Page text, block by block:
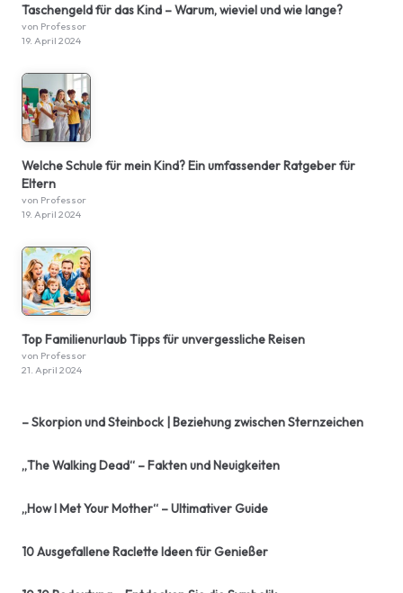
Taschengeld für das Kind – Warum, wieviel und wie lange?
von Professor
19. April 2024
Welche Schule für mein Kind? Ein umfassender Ratgeber für
Eltern
von Professor
19. April 2024
Top Familienurlaub Tipps für unvergessliche Reisen
von Professor
21. April 2024
– Skorpion und Steinbock | Beziehung zwischen Sternzeichen
„The Walking Dead“ – Fakten und Neuigkeiten
„How I Met Your Mother“ – Ultimativer Guide
10 Ausgefallene Raclette Ideen für Genießer